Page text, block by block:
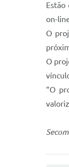
Estão
on-
O
O
“O